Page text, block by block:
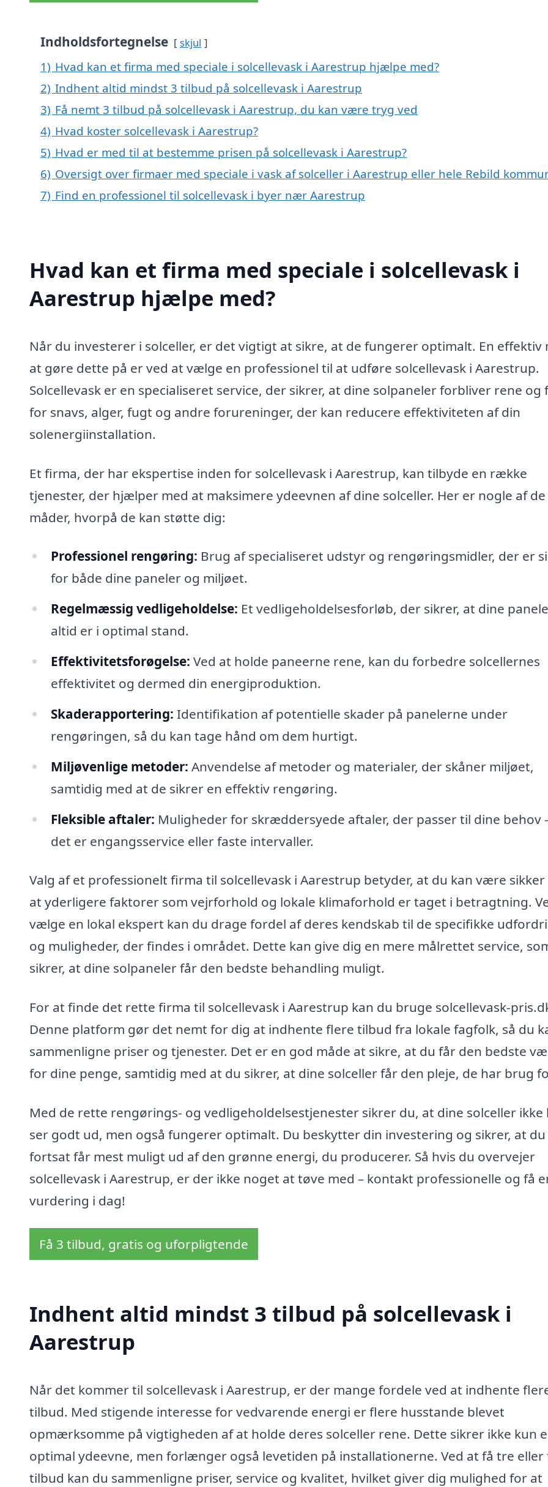
Indholdsfortegnelse skjul
1) Hvad kan et firma med speciale i solcellevask i Aarestrup hjælpe med?
2) Indhent altid mindst 3 tilbud på solcellevask i Aarestrup
3) Få nemt 3 tilbud på solcellevask i Aarestrup, du kan være tryg ved
4) Hvad koster solcellevask i Aarestrup?
5) Hvad er med til at bestemme prisen på solcellevask i Aarestrup?
6) Oversigt over firmaer med speciale i vask af solceller i Aarestrup eller hele Rebild
7) Find en professionel til solcellevask i byer nær Aarestrup
Hvad kan et firma med speciale i solcellevask i
Aarestrup hjælpe med?
Når du investerer i solceller, er det vigtigt at sikre, at de fungerer optimalt. En effektiv
at gøre dette på er ved at vælge en professionel til at udføre solcellevask i Aarestrup.
Solcellevask er en specialiseret service, der sikrer, at dine solpaneler forbliver rene og
for snavs, alger, fugt og andre forureninger, der kan reducere effektiviteten af din
solenergiinstallation.
Et firma, der har ekspertise inden for solcellevask i Aarestrup, kan tilbyde en række
tjenester, der hjælper med at maksimere ydeevnen af dine solceller. Her er nogle af de
måder, hvorpå de kan støtte dig:
Professionel rengøring: Brug af specialiseret udstyr og rengøringsmidler, der er
for både dine paneler og miljøet.
Regelmæssig vedligeholdelse: Et vedligeholdelsesforløb, der sikrer, at dine
altid er i optimal stand.
Effektivitetsforøgelse: Ved at holde paneerne rene, kan du forbedre solcellernes
effektivitet og dermed din energiproduktion.
Skaderapportering: Identifikation af potentielle skader på panelerne under
rengøringen, så du kan tage hånd om dem hurtigt.
Miljøvenlige metoder: Anvendelse af metoder og materialer, der skåner miljøet,
samtidig med at de sikrer en effektiv rengøring.
Fleksible aftaler: Muligheder for skræddersyede aftaler, der passer til dine behov
det er engangsservice eller faste intervaller.
Valg af et professionelt firma til solcellevask i Aarestrup betyder, at du kan være sikker
at yderligere faktorer som vejrforhold og lokale klimaforhold er taget i betragtning.
vælge en lokal ekspert kan du drage fordel af deres kendskab til de specifikke
og muligheder, der findes i området. Dette kan give dig en mere målrettet service,
sikrer, at dine solpaneler får den bedste behandling muligt.
For at finde det rette firma til solcellevask i Aarestrup kan du bruge solcellevask-
Denne platform gør det nemt for dig at indhente flere tilbud fra lokale fagfolk, så du
sammenligne priser og tjenester. Det er en god måde at sikre, at du får den bedste
for dine penge, samtidig med at du sikrer, at dine solceller får den pleje, de har brug
Med de rette rengørings- og vedligeholdelsestjenester sikrer du, at dine solceller ikke
ser godt ud, men også fungerer optimalt. Du beskytter din investering og sikrer, at du
fortsat får mest muligt ud af den grønne energi, du producerer. Så hvis du overvejer
solcellevask i Aarestrup, er der ikke noget at tøve med – kontakt professionelle og få
vurdering i dag!
Få 3 tilbud, gratis og uforpligtende
Indhent altid mindst 3 tilbud på solcellevask i
Aarestrup
Når det kommer til solcellevask i Aarestrup, er der mange fordele ved at indhente
tilbud. Med stigende interesse for vedvarende energi er flere husstande blevet
opmærksomme på vigtigheden af at holde deres solceller rene. Dette sikrer ikke kun
optimal ydeevne, men forlænger også levetiden på installationerne. Ved at få tre eller
tilbud kan du sammenligne priser, service og kvalitet, hvilket giver dig mulighed for at